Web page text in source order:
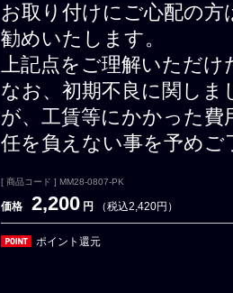
お取り付けにご心配の
勧めいたします。
上記点をご理解いただ
なお、初期不良に関し
が、工賃等にかかった費
任を負えない事を予めご
[ 商品コード ] MM28-0807-PK
価格 2,200 円 （税込2,420円）
ポイント還元